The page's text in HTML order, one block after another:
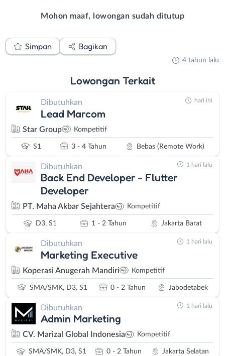
Mohon maaf, lowongan sudah ditutup
Simpan Bagikan
4 tahun lalu
Lowongan Terkait
Dibutuhkan
Lead Marcom
Star Group Kompetitif
S1 3 - 4 Tahun Bebas (Remote Work)
hari ini
Dibutuhkan
Back End Developer - Flutter
Developer
PT. Maha Akbar Sejahtera Kompetitif
D3, S1 1 - 2 Tahun Jakarta Barat
1 hari lalu
Dibutuhkan
Marketing Executive
Koperasi Anugerah Mandiri Kompetitif
SMA/SMK, D3, S1 0 - 2 Tahun Jabodetabek
1 hari lalu
Dibutuhkan
Admin Marketing
CV. Marizal Global Indonesia Kompetitif
SMA/SMK, D3, S1 0 - 2 Tahun Jakarta Selatan
1 hari lalu